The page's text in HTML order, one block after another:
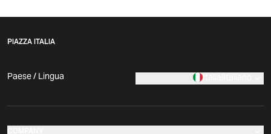
PIAZZA ITALIA
Paese / Lingua Italia|Italiano